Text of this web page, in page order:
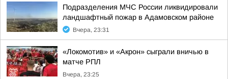
Подразделения МЧС России ликвидировали
ландшафтный пожар в Адамовском районе
Вчера, 23:31
«Локомотив» и «Акрон» сыграли вничью в
матче РПЛ
Вчера, 23:25